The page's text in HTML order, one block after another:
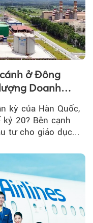
ở Đông
Doanh
kỳ của Hàn Quốc,
20? Bên cạnh
tư cho giáo dục...